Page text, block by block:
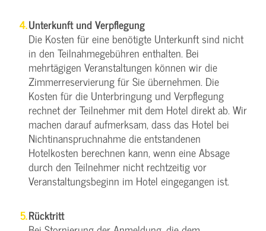
Unterkunft und Verpflegung
Die Kosten für eine benötigte Unterkunft sind nicht
in den Teilnahmegebühren enthalten. Bei
mehrtägigen Veranstaltungen können wir die
Zimmerreservierung für Sie übernehmen. Die
Kosten für die Unterbringung und Verpflegung
rechnet der Teilnehmer mit dem Hotel direkt ab. Wir
machen darauf aufmerksam, dass das Hotel bei
Nichtinanspruchnahme die entstandenen
Hotelkosten berechnen kann, wenn eine Absage
durch den Teilnehmer nicht rechtzeitig vor
Veranstaltungsbeginn im Hotel eingegangen ist.
Rücktritt